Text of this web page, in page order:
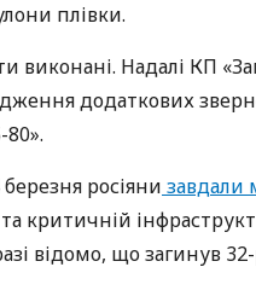
плівки.
виконані. Надалі КП
додаткових
росіяни завдали
критичній
відомо, що загинув